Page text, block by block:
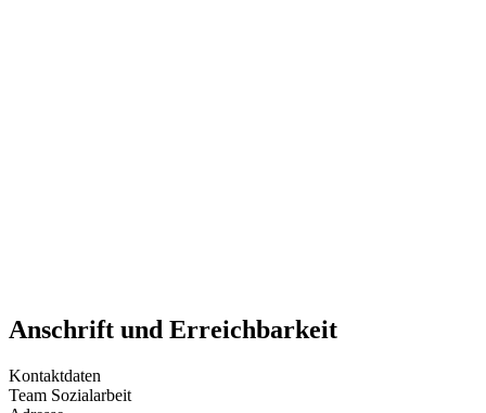
Anschrift und Erreichbarkeit
Kontaktdaten
Team Sozialarbeit